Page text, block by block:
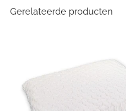
Gerelateerde producten